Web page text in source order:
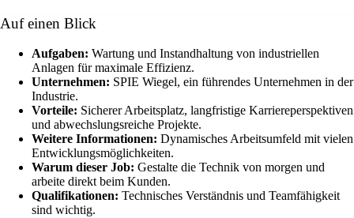
Auf einen Blick
Aufgaben: Wartung und Instandhaltung von industriellen
Anlagen für maximale Effizienz.
Unternehmen: SPIE Wiegel, ein führendes Unternehmen in der
Industrie.
Vorteile: Sicherer Arbeitsplatz, langfristige Karriereperspektiven
und abwechslungsreiche Projekte.
Weitere Informationen: Dynamisches Arbeitsumfeld mit vielen
Entwicklungsmöglichkeiten.
Warum dieser Job: Gestalte die Technik von morgen und
arbeite direkt beim Kunden.
Qualifikationen: Technisches Verständnis und Teamfähigkeit
sind wichtig.